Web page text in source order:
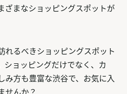
ざまなショッピングスポットが
れるべきショッピングスポット
ショッピングだけでなく、カ
み方も豊富な渋谷で、お気に入
せんか？